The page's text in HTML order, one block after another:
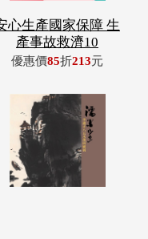
心生產國家保障 生
產事故救濟10
優惠價85折213元